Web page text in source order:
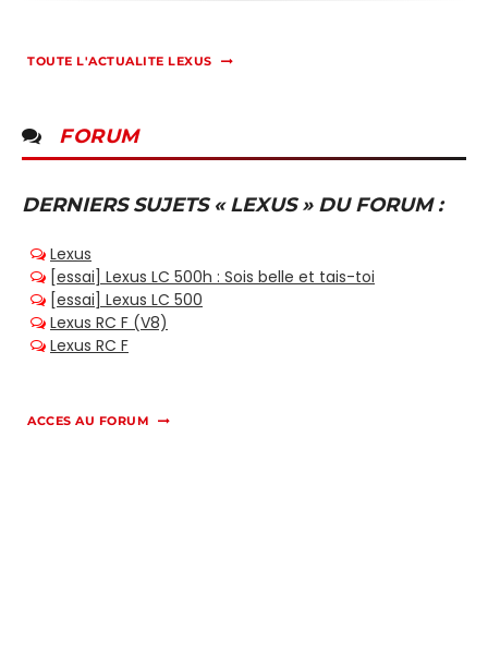
TOUTE L'ACTUALITE LEXUS
FORUM
DERNIERS SUJETS « LEXUS » DU FORUM :
ACCES AU FORUM